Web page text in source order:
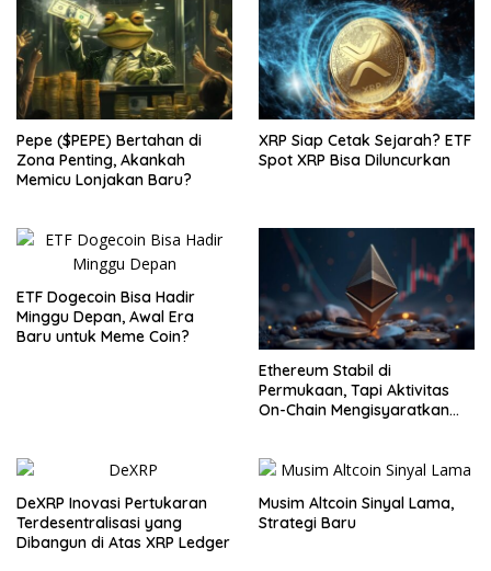
Pepe ($PEPE) Bertahan di
Zona Penting, Akankah
Memicu Lonjakan Baru?
XRP Siap Cetak Sejarah? ETF
Spot XRP Bisa Diluncurkan
ETF Dogecoin Bisa Hadir
Minggu Depan, Awal Era
Baru untuk Meme Coin?
Ethereum Stabil di
Permukaan, Tapi Aktivitas
On-Chain Mengisyaratkan
DeXRP Inovasi Pertukaran
Terdesentralisasi yang
Dibangun di Atas XRP Ledger
Musim Altcoin Sinyal Lama,
Strategi Baru